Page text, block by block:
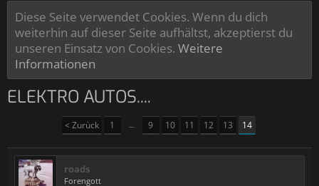
Diese Seite verwendet Cookies. Wenn du dich
weiterhin auf dieser Seite aufhältst, akzeptierst du
unseren Einsatz von Cookies. Weitere
Informationen
ELEKTRO AUTOS....
< Zurück 1 ← 9 10 11 12 13 14
roads
Forengott